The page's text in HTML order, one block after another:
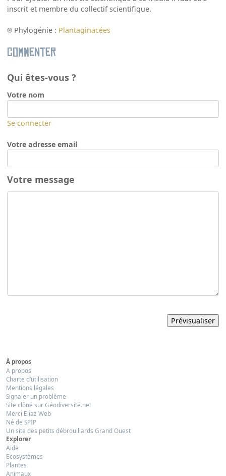
inscrit et membre du collectif scientifique.
Phylogénie : Plantaginacées
Commenter
Qui êtes-vous ?
Votre nom
Se connecter
Votre adresse email
Votre message
À propos
A propos
Charte d’utilisation
Mentions légales
Signaler un problème
Site clôné sur Géodiversité.net
Merci Eliaz Web
Né de SPIP
Un site des petits débrouillards Grand Ouest
Explorer
Aide
Ecosystèmes
Plantes
Animaux